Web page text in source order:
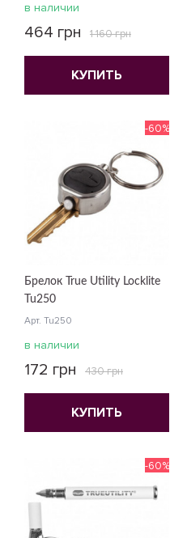
в наличии
464 грн 1 160 грн
КУПИТЬ
Брелок True Utility Locklite
Tu250
Арт. Tu250
-60%
в наличии
172 грн 430 грн
КУПИТЬ
-60%